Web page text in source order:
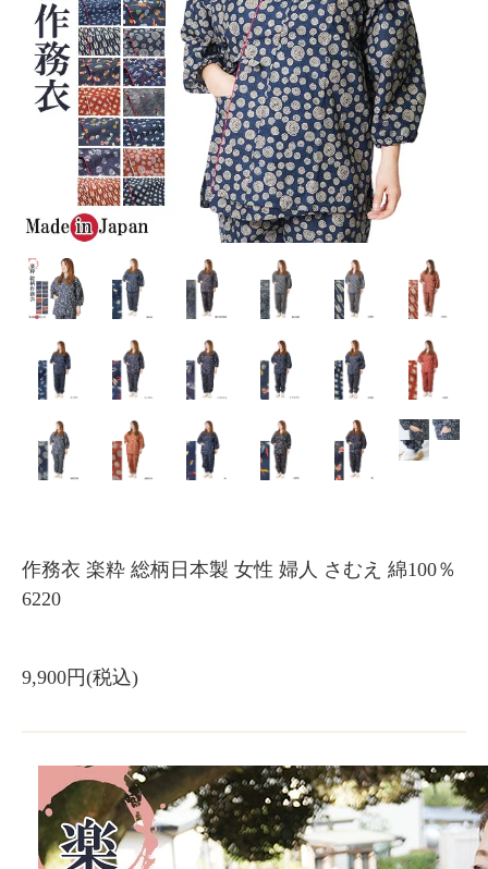
作務衣 楽粋 総柄日本製 女性 婦人 さむえ 綿100％
6220
9,900円(税込)